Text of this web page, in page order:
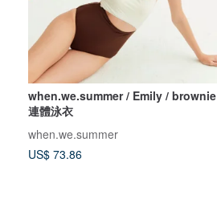
when.we.summer / Emily / brownie
連體泳衣
when.we.summer
US$ 73.86